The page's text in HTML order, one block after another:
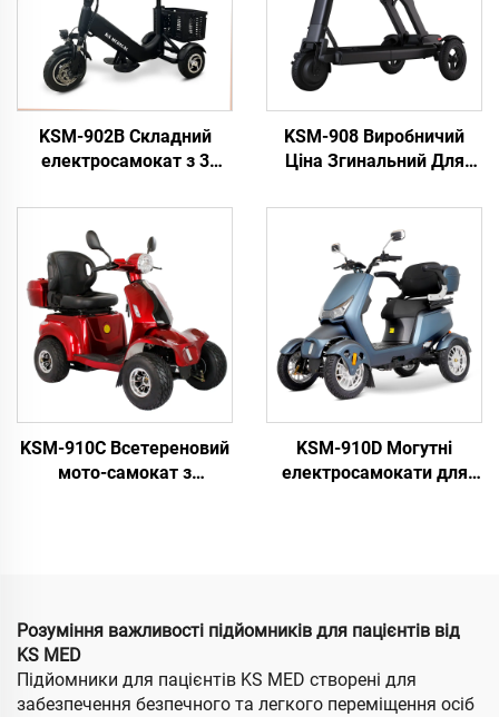
KSM-902B Складний
електросамокат з 3
людей старшого віku,
мобільний самокат для
подорожей для людин із
обмеженими фізичними
можливостями
KSM-908 Виробничий
Ціна Згинальний Для
Скутери Найкраще Для
Модного Стилю
Електричний Скутер Для
Пенсіонерів
KSM-910C Всетереновий
мото-самокат з
KSM-910D Могутні
електросамокати для
для дорослих
Розуміння важливості підйомників для пацієнтів від
KS MED
Підйомники для пацієнтів KS MED створені для
забезпечення безпечного та легкого переміщення осіб